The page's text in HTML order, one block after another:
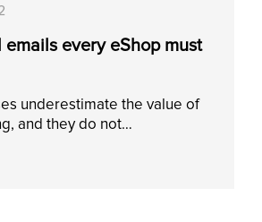
every eShop must
underestimate the value of
and they do not…